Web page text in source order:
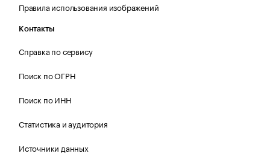
Правила использования изображений
Контакты
Справка по сервису
Поиск по ОГРН
Поиск по ИНН
Статистика и аудитория
Источники данных